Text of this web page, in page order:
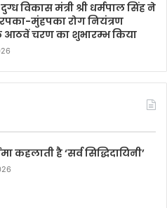
विकास मंत्री श्री धर्मपाल सिंह ने
मुंहपका रोग नियंत्रण
आठवें चरण का शुभारम्भ किया
कहलाती है ‘सर्व सिद्धिदायिनी’